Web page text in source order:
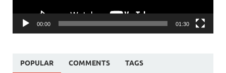
00:00 01:30
POPULAR COMMENTS TAGS